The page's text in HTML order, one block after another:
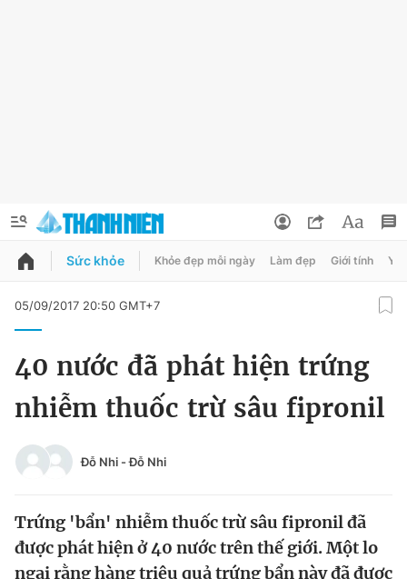
QUẢNG CÁO ĐẶT BÁO
Chuyên mục
Chào ngày mới
Tin thị trường Tin 360
Đổi mật khẩu
Tin đã lưu
Tin đã xem
Sức khỏe Khỏe đẹp mỗi ngày Làm đẹp Giới tính Y
05/09/2017 20:50 GMT+7
40 nước đã phát hiện trứng
nhiễm thuốc trừ sâu fipronil
Đỗ Nhi - Đỗ Nhi
Trứng 'bẩn' nhiễm thuốc trừ sâu fipronil đã
được phát hiện ở 40 nước trên thế giới. Một lo
ngại rằng hàng triệu quả trứng bẩn này đã được